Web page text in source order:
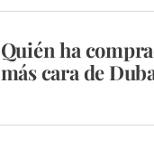
Quién ha
más cara de